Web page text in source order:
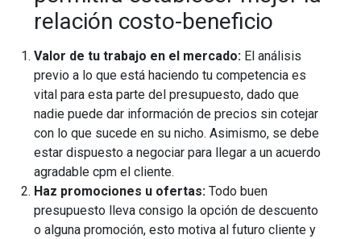
relación costo-beneficio
Valor de tu trabajo en el mercado: El análisis
previo a lo que está haciendo tu competencia es
vital para esta parte del presupuesto, dado que
nadie puede dar información de precios sin cotejar
con lo que sucede en su nicho. Asimismo, se debe
estar dispuesto a negociar para llegar a un acuerdo
agradable cpm el cliente.
Haz promociones u ofertas: Todo buen
presupuesto lleva consigo la opción de descuento
o alguna promoción, esto motiva al futuro cliente y